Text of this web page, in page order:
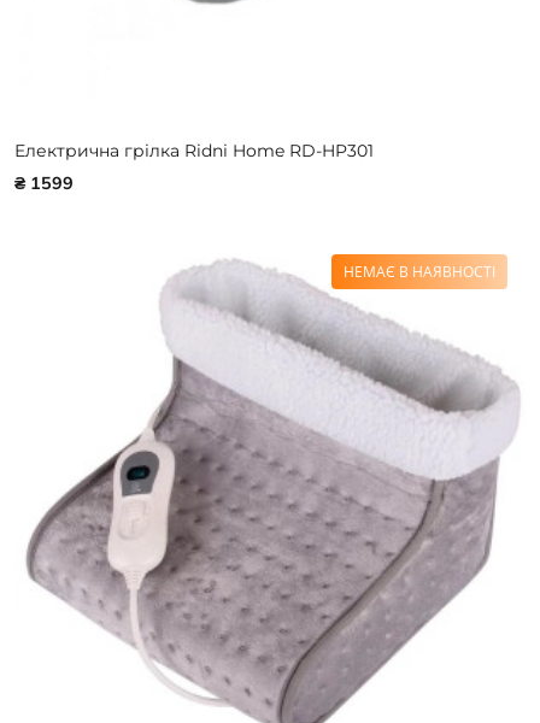
Електрична грілка Ridni Home RD-HP301
₴ 1599
НЕМАЄ В НАЯВНОСТІ